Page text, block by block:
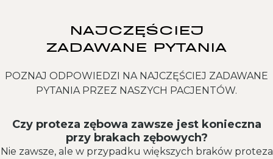
NAJCZĘŚCIEJ
ZADAWANE PYTANIA
POZNAJ ODPOWIEDZI NA NAJCZĘŚCIEJ ZADAWANE
PYTANIA PRZEZ NASZYCH PACJENTÓW.
Czy proteza zębowa zawsze jest konieczna
przy brakach zębowych?
Nie zawsze, ale w przypadku większych braków proteza